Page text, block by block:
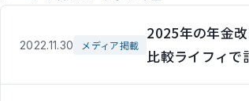
2022.11.30 メディア掲載
2025年の年金
比較ライフィで